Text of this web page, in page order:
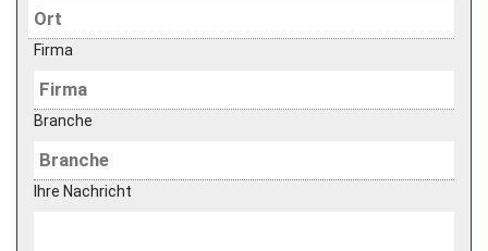
Firma
Branche
Ihre Nachricht